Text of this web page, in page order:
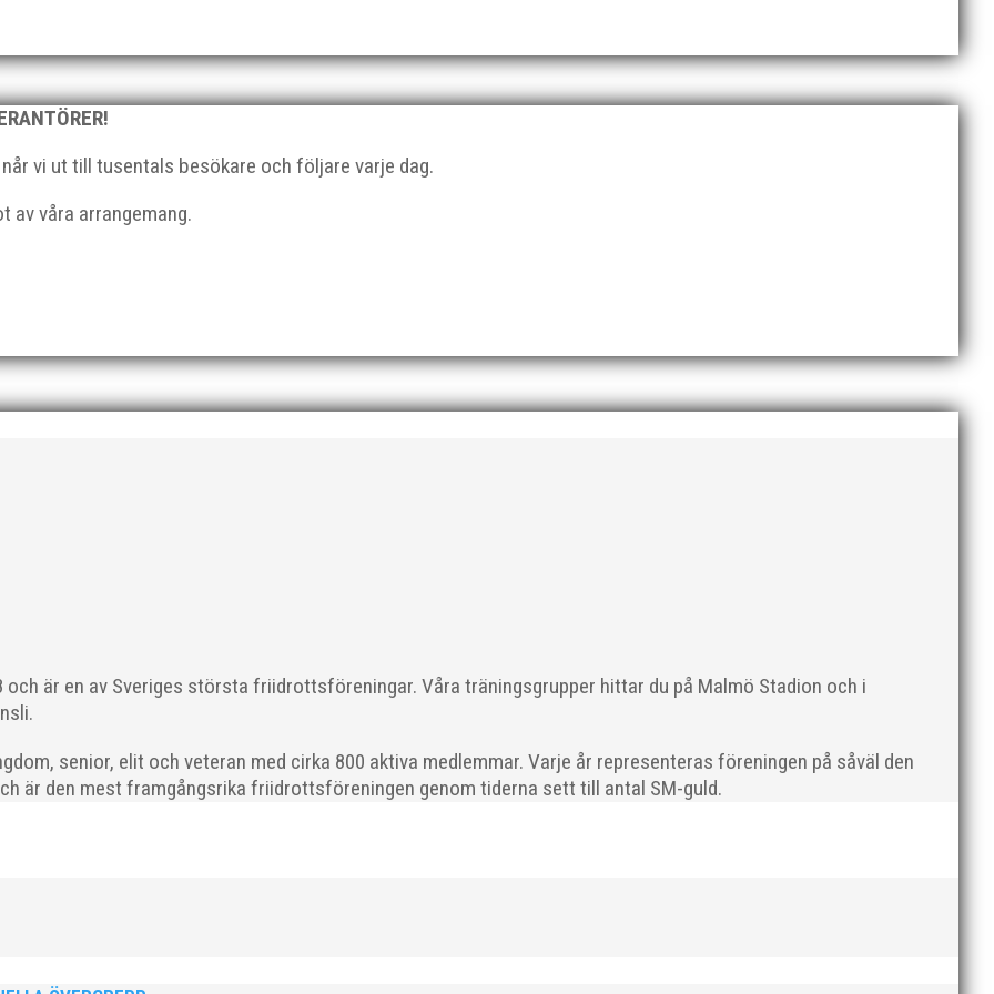
vi ut till tusentals besökare och följare varje dag.
av våra arrangemang.
är en av Sveriges största friidrottsföreningar. Våra träningsgrupper hittar du på Malmö Stadion och i
senior, elit och veteran med cirka 800 aktiva medlemmar. Varje år representeras föreningen på såväl den
är den mest framgångsrika friidrottsföreningen genom tiderna sett till antal SM-guld.
80- och 90-talet, då jag själv var aktiv, var han för mig en handlingskraftig ledare som alltid var på plats och igång
beroende på var man befinner sig i organisationen. Här kommer en liten sammanfattning från mig som
i våra olika verksamhetsben. BroloppetAtt...
2008–2018 till ett sista träningspass på Malmö Stadion innan den rivs. Bilder, klicka här! Foto: Thomas Leandersson
SM avgjordes i Karlstad i helgen. Thobias Montler segrade programenligt i längdhoppet medan MAI:s kastare
hem guldet i kula på lördagen och bärgade...